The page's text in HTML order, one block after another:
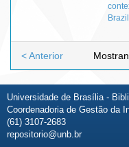
< Anterior
Universidade de Brasília -
Coordenadoria de Gestão da
(61) 3107-2683
repositorio@unb.br